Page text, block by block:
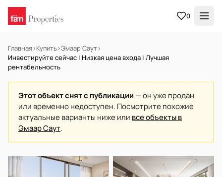
0
Главная›Купить›Эмаар Саут›
Инвестируйте сейчас | Низкая цена входа | Лучшая
рентабельность
Этот объект снят с публикации — он уже продан
или временно недоступен. Посмотрите похожие
актуальные варианты ниже или все объекты в
Эмаар Саут.
Off-plan